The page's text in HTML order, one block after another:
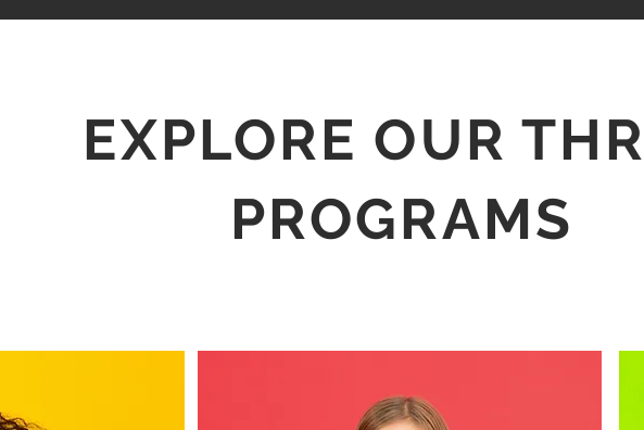
Preparar alunos e
em todo o mundo para o
que devemos operar uma
mas também se tornou
EXPLORE OUR
PROGRAMS